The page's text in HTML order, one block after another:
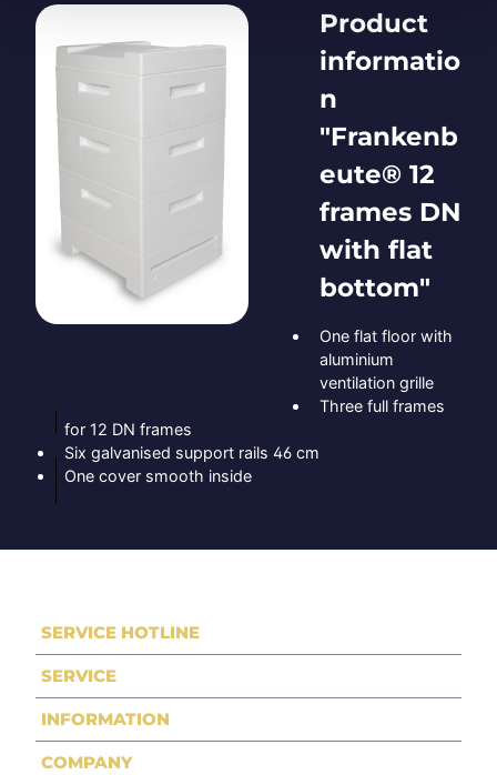
Product
informatio
n
"Frankenb
eute® 12
frames DN
with flat
bottom"
One flat floor with
aluminium
ventilation grille
Three full frames
for 12 DN frames
Six galvanised support rails 46 cm
One cover smooth inside
SERVICE HOTLINE
SERVICE
INFORMATION
COMPANY